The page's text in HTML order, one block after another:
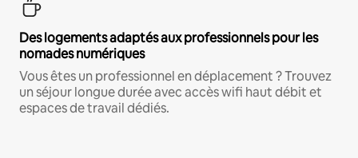
Des logements adaptés aux professionnels pour les
nomades numériques
Vous êtes un professionnel en déplacement ? Trouvez
un séjour longue durée avec accès wifi haut débit et
espaces de travail dédiés.